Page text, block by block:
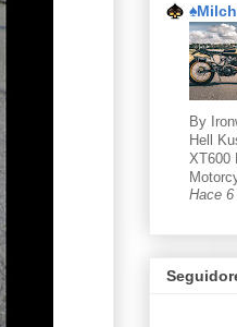
By
Hell
XT600
Hace 6